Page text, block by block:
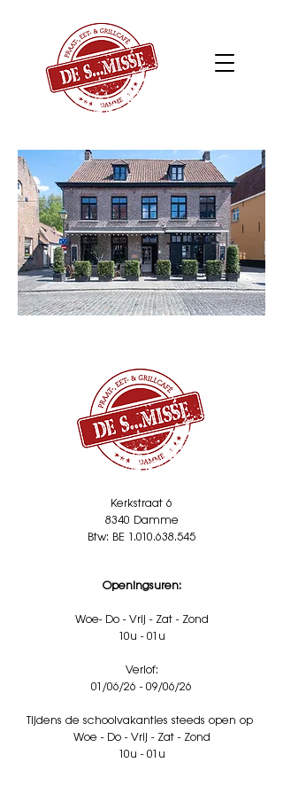
Kerkstraat 6
8340 Damme
Btw: BE 1.010.638.545
Openingsuren:
Woe- Do - Vrij - Zat - Zond
10u - 01u
Verlof:
01/06/26 - 09/06/26
Tijdens de schoolvakanties steeds open op
Woe - Do - Vrij - Zat - Zond
10u - 01u